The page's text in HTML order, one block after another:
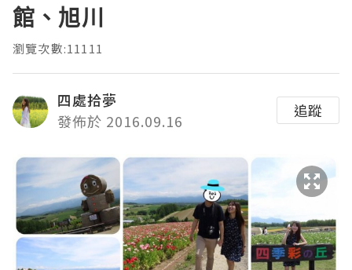
館、旭川
瀏覽次數:11111
四處拾夢
發佈於 2016.09.16
追蹤